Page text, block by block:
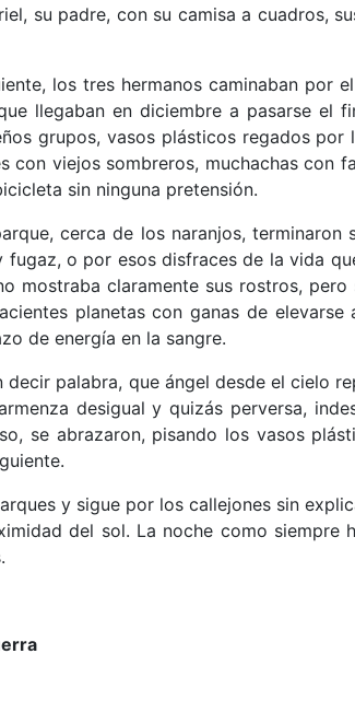
su padre, con su camisa a cuadros,
los tres hermanos caminaban por
llegaban en diciembre a pasarse el
grupos, vasos plásticos regados
con viejos sombreros, muchachas con
sin ninguna pretensión.
cerca de los naranjos, terminaron
o por esos disfraces de la vida
mostraba claramente sus rostros,
planetas con ganas de
de energía en la sangre.
decir palabra, que ángel desde el cielo
desigual y quizás perversa,
se abrazaron, pisando los vasos
y sigue por los callejones sin
del sol. La noche como siempre